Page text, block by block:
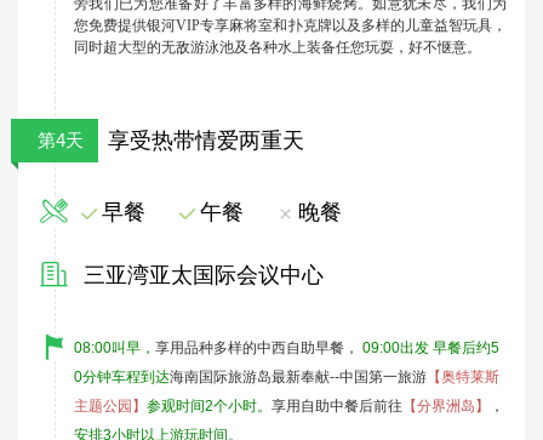
旁我们已为您准备好了丰富多样的海鲜烧烤。如意犹未尽，我们为
您免费提供银河VIP专享麻将室和扑克牌以及多样的儿童益智玩具，
同时超大型的无敌游泳池及各种水上装备任您玩耍，好不惬意。
第4天 享受热带情爱两重天
早餐 午餐 晚餐
三亚湾亚太国际会议中心
08:00叫早， 享用品种多样的中西自助早餐， 09:00出发 早餐后约5
0分钟车程到达海南国际旅游岛最新奉献--中国第一旅游 【奥特莱斯
主题公园】 参观时间2个小时。 享用自助中餐后前往 【分界洲岛】
，
安排3小时以上游玩时间。